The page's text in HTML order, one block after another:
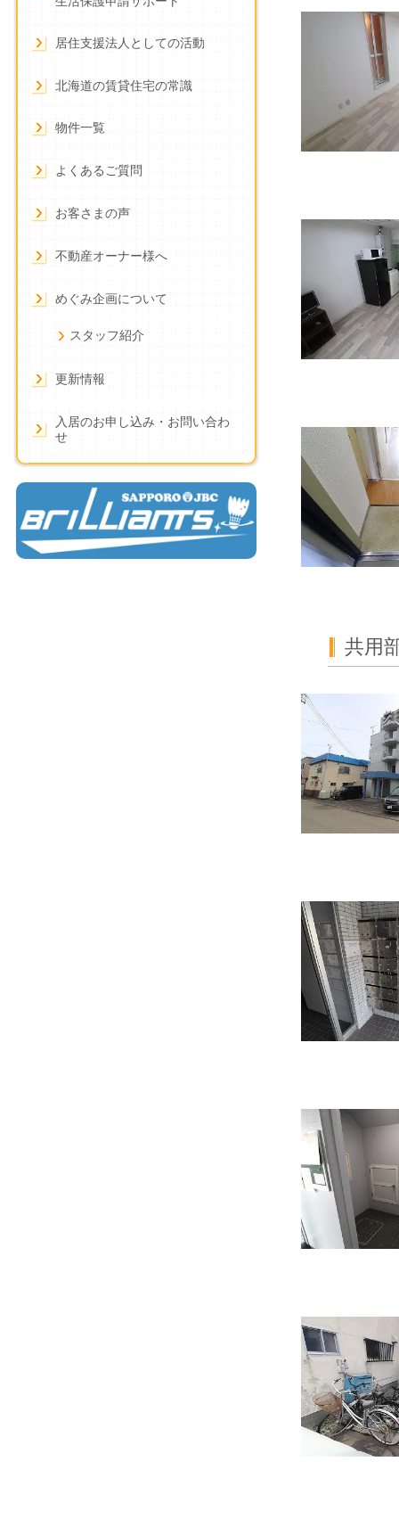
共用
居住支援法人としての活動
北海道の賃貸住宅の常識
物件一覧
よくあるご質問
お客さまの声
不動産オーナー様へ
めぐみ企画について
スタッフ紹介
更新情報
入居のお申し込み・お問い合わ
せ